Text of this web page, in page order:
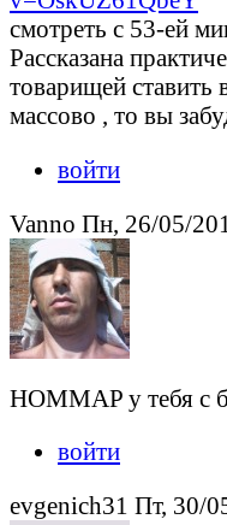
смотреть с 53-ей
Рассказана
товарищей ставить
массово , то вы
войти
Vanno Пн, 26/05/
HOMMAP у тебя с
войти
evgenich31 Пт, 30/